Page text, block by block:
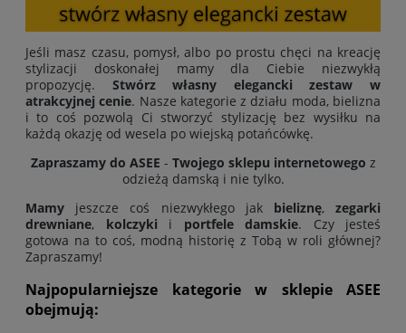
Jeśli masz czasu, pomysł, albo po prostu chęci na kreację
stylizacji doskonałej mamy dla Ciebie niezwykłą
propozycję. Stwórz własny elegancki zestaw w
atrakcyjnej cenie. Nasze kategorie z działu moda, bielizna
i to coś pozwolą Ci stworzyć stylizację bez wysiłku na
każdą okazję od wesela po wiejską potańcówkę.
Zapraszamy do ASEE - Twojego sklepu internetowego z
odzieżą damską i nie tylko.
Mamy jeszcze coś niezwykłego jak bieliznę,zegarki
drewniane, kolczyki i portfele damskie. Czy jesteś
gotowa na to coś, modną historię z Tobą w roli głównej?
Zapraszamy!
Najpopularniejsze kategorie w sklepie ASEE
obejmują: